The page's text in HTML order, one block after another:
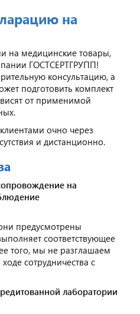
на
на медицинские товары,
ГОСТСЕРТГРУПП!
консультацию, а
подготовить комплект
от применимой
очно через
и дистанционно.
на
предусмотрены
соответствующее
того, мы не разглашаем
сотрудничества с
лаборатории